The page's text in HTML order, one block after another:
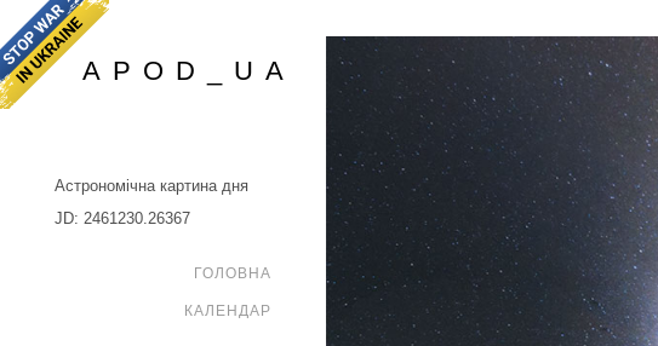
APOD_UA
Астрономічна картина дня
JD: 2461230.26367
ГОЛОВНА
КАЛЕНДАР